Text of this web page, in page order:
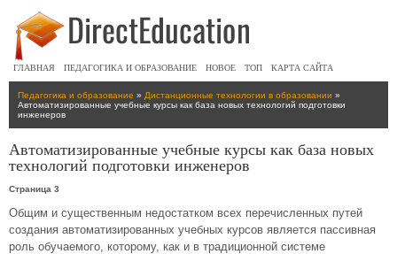
ГЛАВНАЯ ПЕДАГОГИКА И ОБРАЗОВАНИЕ НОВОЕ ТОП КАРТА САЙТА
Педагогика и образование » Дистанционные технологии в образовании »
Автоматизированные учебные курсы как база новых технологий подготовки
инженеров
Автоматизированные учебные курсы как база новых
технологий подготовки инженеров
Страница 3
Общим и существенным недостатком всех перечисленных путей
создания автоматизированных учебных курсов является пассивная
роль обучаемого, которому, как и в традиционной системе